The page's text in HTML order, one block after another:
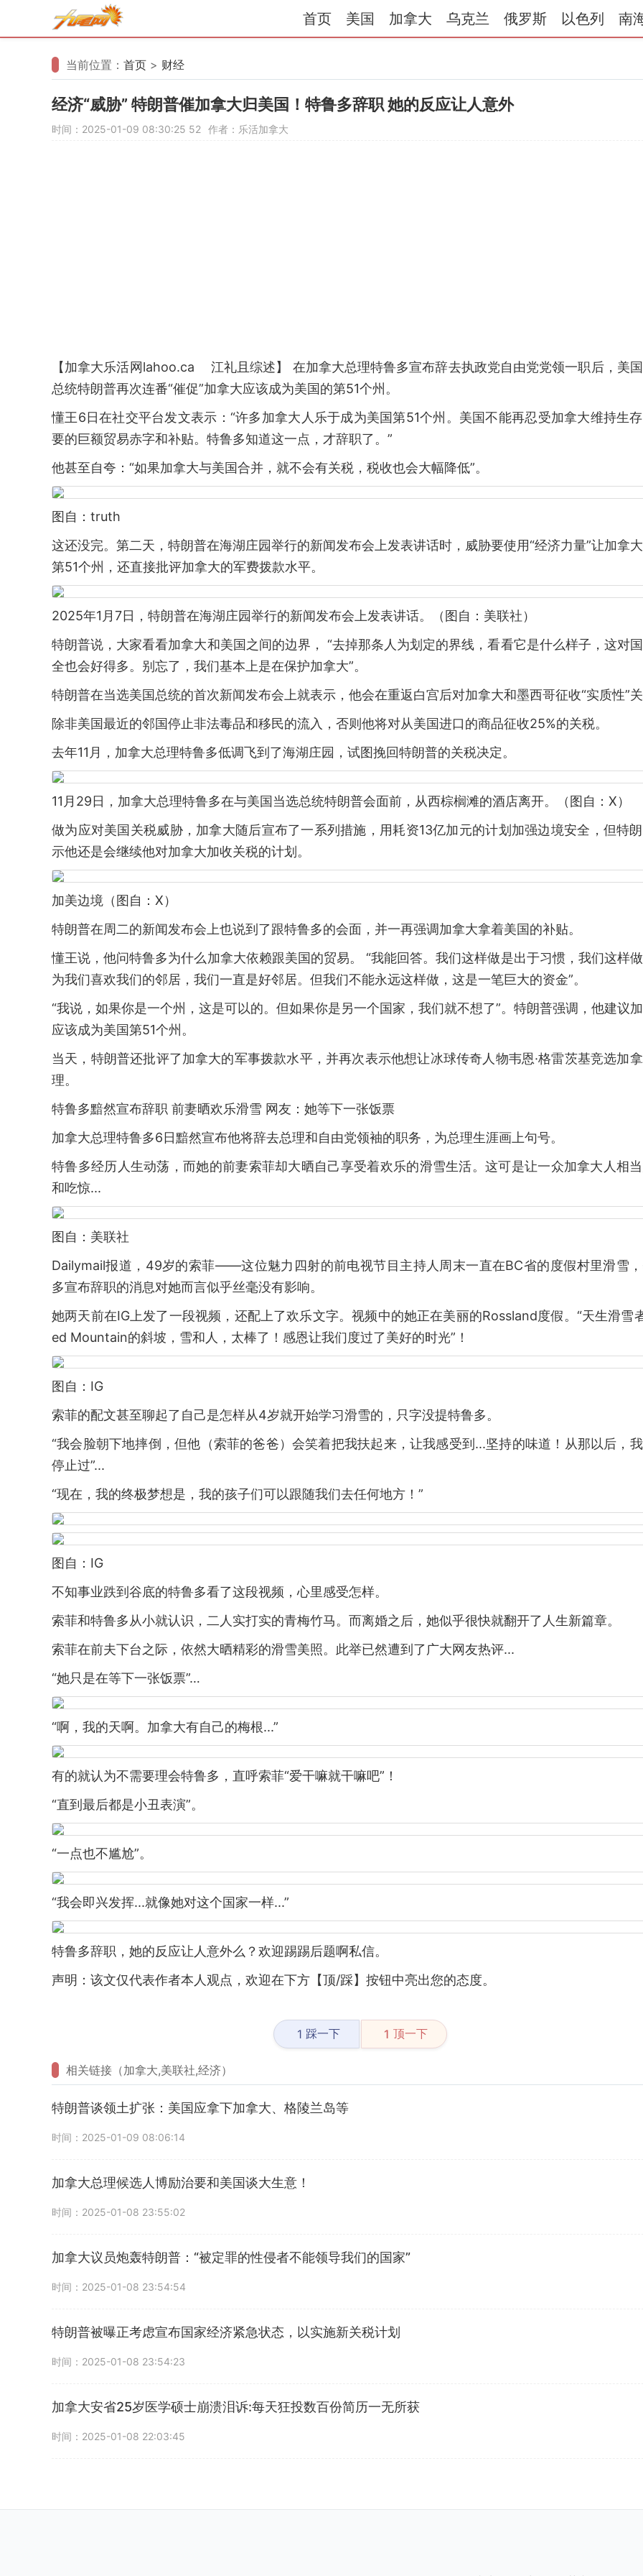
首页 美国 加拿大 乌克兰 俄罗斯 以色列 南
当前位置： 首页 > 财经
经济“威胁” 特朗普催加拿大归美国！特鲁多辞职 她的反应让人意外
时间：2025-01-09 08:30:25 52 作者：乐活加拿大
【加拿大乐活网lahoo.ca 江礼且综述】 在加拿大总理特鲁多宣布辞去执政党自由党党领一职后，美
总统特朗普再次连番“催促”加拿大应该成为美国的第51个州。
懂王6日在社交平台发文表示：“许多加拿大人乐于成为美国第51个州。美国不能再忍受加拿大维持生
要的巨额贸易赤字和补贴。特鲁多知道这一点，才辞职了。”
他甚至自夸：“如果加拿大与美国合并，就不会有关税，税收也会大幅降低”。
图自：truth
这还没完。第二天，特朗普在海湖庄园举行的新闻发布会上发表讲话时，威胁要使用“经济力量”让加拿
第51个州，还直接批评加拿大的军费拨款水平。
2025年1月7日，特朗普在海湖庄园举行的新闻发布会上发表讲话。（图自：美联社）
特朗普说，大家看看加拿大和美国之间的边界， “去掉那条人为划定的界线，看看它是什么样子，这对
全也会好得多。别忘了，我们基本上是在保护加拿大”。
特朗普在当选美国总统的首次新闻发布会上就表示，他会在重返白宫后对加拿大和墨西哥征收“实质性”关
除非美国最近的邻国停止非法毒品和移民的流入，否则他将对从美国进口的商品征收25%的关税。
去年11月，加拿大总理特鲁多低调飞到了海湖庄园，试图挽回特朗普的关税决定。
11月29日，加拿大总理特鲁多在与美国当选总统特朗普会面前，从西棕榈滩的酒店离开。（图自：X）
做为应对美国关税威胁，加拿大随后宣布了一系列措施，用耗资13亿加元的计划加强边境安全，但特
示他还是会继续他对加拿大加收关税的计划。
加美边境（图自：X）
特朗普在周二的新闻发布会上也说到了跟特鲁多的会面，并一再强调加拿大拿着美国的补贴。
懂王说，他问特鲁多为什么加拿大依赖跟美国的贸易。 “我能回答。我们这样做是出于习惯，我们这样
为我们喜欢我们的邻居，我们一直是好邻居。但我们不能永远这样做，这是一笔巨大的资金”。
“我说，如果你是一个州，这是可以的。但如果你是另一个国家，我们就不想了”。特朗普强调，他建议
应该成为美国第51个州。
当天，特朗普还批评了加拿大的军事拨款水平，并再次表示他想让冰球传奇人物韦恩·格雷茨基竞选加
理。
特鲁多黯然宣布辞职 前妻晒欢乐滑雪 网友：她等下一张饭票
加拿大总理特鲁多6日黯然宣布他将辞去总理和自由党领袖的职务，为总理生涯画上句号。
特鲁多经历人生动荡，而她的前妻索菲却大晒自己享受着欢乐的滑雪生活。这可是让一众加拿大人相
和吃惊...
图自：美联社
Dailymail报道，49岁的索菲——这位魅力四射的前电视节目主持人周末一直在BC省的度假村里滑雪
多宣布辞职的消息对她而言似乎丝毫没有影响。
她两天前在IG上发了一段视频，还配上了欢乐文字。视频中的她正在美丽的Rossland度假。“天生滑雪
ed Mountain的斜坡，雪和人，太棒了！感恩让我们度过了美好的时光”！
图自：IG
索菲的配文甚至聊起了自己是怎样从4岁就开始学习滑雪的，只字没提特鲁多。
“我会脸朝下地摔倒，但他（索菲的爸爸）会笑着把我扶起来，让我感受到...坚持的味道！从那以后，
停止过”...
“现在，我的终极梦想是，我的孩子们可以跟随我们去任何地方！”
图自：IG
不知事业跌到谷底的特鲁多看了这段视频，心里感受怎样。
索菲和特鲁多从小就认识，二人实打实的青梅竹马。而离婚之后，她似乎很快就翻开了人生新篇章。
索菲在前夫下台之际，依然大晒精彩的滑雪美照。此举已然遭到了广大网友热评...
“她只是在等下一张饭票”…
“啊，我的天啊。加拿大有自己的梅根...”
有的就认为不需要理会特鲁多，直呼索菲“爱干嘛就干嘛吧”！
“直到最后都是小丑表演”。
“一点也不尴尬”。
“我会即兴发挥...就像她对这个国家一样...”
特鲁多辞职，她的反应让人意外么？欢迎踢踢后题啊私信。
声明：该文仅代表作者本人观点，欢迎在下方【顶/踩】按钮中亮出您的态度。
1 踩一下 1 顶一下
相关链接（加拿大,美联社,经济）
特朗普谈领土扩张：美国应拿下加拿大、格陵兰岛等
时间：2025-01-09 08:06:14
加拿大总理候选人博励治要和美国谈大生意！
时间：2025-01-08 23:55:02
加拿大议员炮轰特朗普：“被定罪的性侵者不能领导我们的国家”
时间：2025-01-08 23:54:54
特朗普被曝正考虑宣布国家经济紧急状态，以实施新关税计划
时间：2025-01-08 23:54:23
加拿大安省25岁医学硕士崩溃泪诉:每天狂投数百份简历一无所获
时间：2025-01-08 22:03:45